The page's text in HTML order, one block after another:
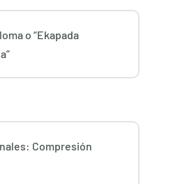
o “Ekapada
Compresión